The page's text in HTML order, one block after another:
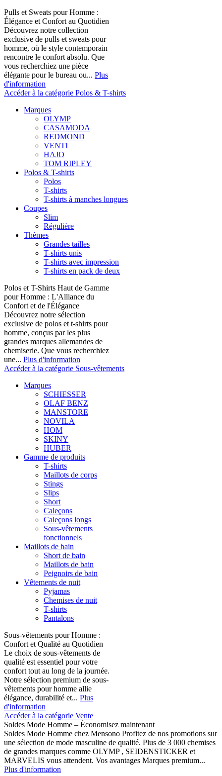
Pulls et Sweats pour Homme :
Élégance et Confort au Quotidien
Découvrez notre collection
exclusive de pulls et sweats pour
homme, où le style contemporain
rencontre le confort absolu. Que
vous recherchiez une pièce
élégante pour le bureau ou... Plus
d'information
Accéder à la catégorie Polos & T-shirts
Marques
OLYMP
CASAMODA
REDMOND
VENTI
HAJO
TOM RIPLEY
Polos & T-shirts
Polos
T-shirts
T-shirts à manches longues
Coupes
Slim
Régulière
Thèmes
Grandes tailles
T-shirts unis
T-shirts avec impression
T-shirts en pack de deux
Polos et T-Shirts Haut de Gamme
pour Homme : L'Alliance du
Confort et de l'Élégance
Découvrez notre sélection
exclusive de polos et t-shirts pour
homme, conçus par les plus
grandes marques allemandes de
chemiserie. Que vous recherchiez
une... Plus d'information
Accéder à la catégorie Sous-vêtements
Marques
SCHIESSER
OLAF BENZ
MANSTORE
NOVILA
HOM
SKINY
HUBER
Gamme de produits
T-shirts
Maillots de corps
Stings
Slips
Short
Caleçons
Caleçons longs
Sous-vêtements
fonctionnels
Maillots de bain
Short de bain
Maillots de bain
Peignoirs de bain
Vêtements de nuit
Pyjamas
Chemises de nuit
T-shirts
Pantalons
Sous-vêtements pour Homme :
Confort et Qualité au Quotidien
Le choix de sous-vêtements de
qualité est essentiel pour votre
confort tout au long de la journée.
Notre sélection premium de sous-
vêtements pour homme allie
élégance, durabilité et... Plus
d'information
Accéder à la catégorie Vente
Soldes Mode Homme – Économisez maintenant
Soldes Mode Homme chez Mensono Profitez de nos promotions sur
une sélection de mode masculine de qualité. Plus de 3 000 chemises
de grandes marques comme OLYMP , SEIDENSTICKER et
MARVELIS vous attendent. Vos avantages Marques premium...
Plus d'information